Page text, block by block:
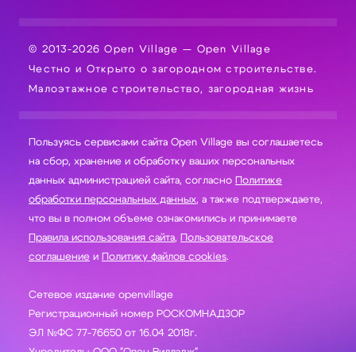
© 2013-2026 Open Village — Open Village
Честно и Открыто о загородном строительстве.
Малоэтажное строительство, загородная жизнь
Пользуясь сервисами сайта Open Village вы соглашаетесь
на сбор, хранение и обработку ваших персональных
данных администрацией сайта, согласно Политике
обработки персональных данных, а также подтверждаете,
что вы в полном объеме ознакомились и принимаете
Правила использования сайта, Пользовательское
соглашение и Политику файлов cookies.
Сетевое издание openvillage
Регистрационный номер РОСКОМНАДЗОР
ЭЛ №ФС 77-76650 от 16.04 2018г.